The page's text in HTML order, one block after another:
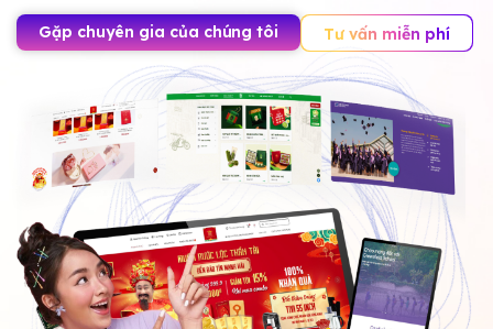
Gặp chuyên gia của chúng tôi Tư vấn miễn phí